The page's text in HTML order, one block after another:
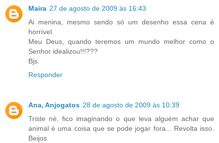
Maira 27 de agosto de 2009 às 16:43
Ai menina, mesmo sendo só um desenho essa cena é
horrível.
Meu Deus, quando teremos um mundo melhor como o
Senhor idealizou!!!???
Bjs.
Responder
Ana, Anjogatos 28 de agosto de 2009 às 10:39
Triste né, fico imaginando o que leva alguém achar que
animal é uma coisa que se pode jogar fora... Revolta isso.
Beijos